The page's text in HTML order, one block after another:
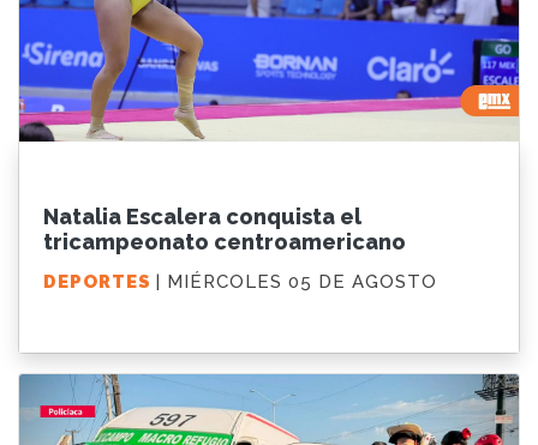
Natalia Escalera conquista el
tricampeonato centroamericano
DEPORTES | MIÉRCOLES 05 DE AGOSTO